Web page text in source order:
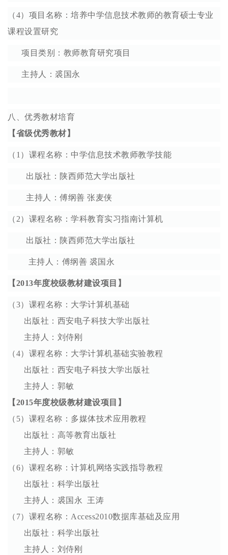
（4）项目名称：培养中学信息技术教师的教育硕士专业
课程设置研究
项目类别：教师教育研究项目
主持人：裘国永
八、优秀教材培育
【省级优秀教材】
（1）课程名称：中学信息技术教师教学技能
出版社：陕西师范大学出版社
主持人：傅纲善 张麦侠
（2）课程名称：学科教育实习指南计算机
出版社：陕西师范大学出版社
主持人：傅纲善 裘国永
【2013年度校级教材建设项目】
（3）课程名称：大学计算机基础
出版社：西安电子科技大学出版社
主持人：刘侍刚
（4）课程名称：大学计算机基础实验教程
出版社：西安电子科技大学出版社
主持人：郭敏
【2015年度校级教材建设项目】
（5）课程名称：多媒体技术应用教程
出版社：高等教育出版社
主持人：郭敏
（6）课程名称：计算机网络实践指导教程
出版社：科学出版社
主持人：裘国永 王涛
（7）课程名称：Access2010数据库基础及应用
出版社：科学出版社
主持人：刘侍刚